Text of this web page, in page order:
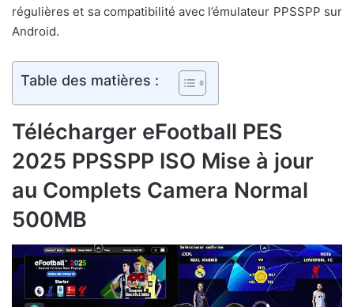
régulières et sa compatibilité avec l’émulateur PPSSPP sur
Android.
Table des matières :
Télécharger eFootball PES
2025 PPSSPP ISO Mise à jour
au Complets Camera Normal
500MB